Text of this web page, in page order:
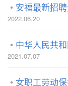
安福最新招
2022.06.20
中华人民共
2021.07.07
女职工劳动